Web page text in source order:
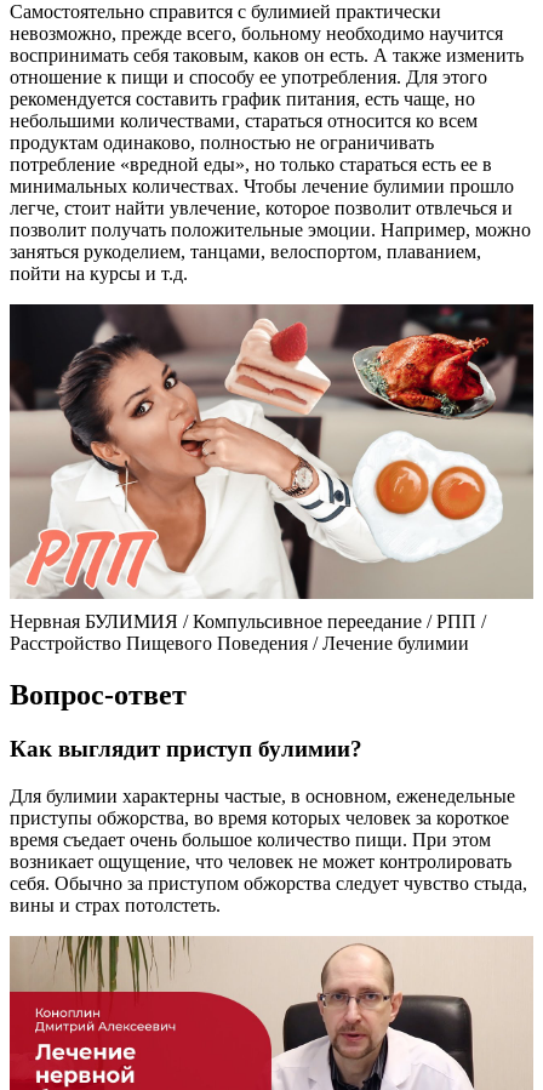
Самостоятельно справится с булимией практически
невозможно, прежде всего, больному необходимо научится
воспринимать себя таковым, каков он есть. А также изменить
отношение к пищи и способу ее употребления. Для этого
рекомендуется составить график питания, есть чаще, но
небольшими количествами, стараться относится ко всем
продуктам одинаково, полностью не ограничивать
потребление «вредной еды», но только стараться есть ее в
минимальных количествах. Чтобы лечение булимии прошло
легче, стоит найти увлечение, которое позволит отвлечься и
позволит получать положительные эмоции. Например, можно
заняться рукоделием, танцами, велоспортом, плаванием,
пойти на курсы и т.д.
Нервная БУЛИМИЯ / Компульсивное переедание / РПП /
Расстройство Пищевого Поведения / Лечение булимии
Вопрос-ответ
Как выглядит приступ булимии?
Для булимии характерны частые, в основном, еженедельные
приступы обжорства, во время которых человек за короткое
время съедает очень большое количество пищи. При этом
возникает ощущение, что человек не может контролировать
себя. Обычно за приступом обжорства следует чувство стыда,
вины и страх потолстеть.